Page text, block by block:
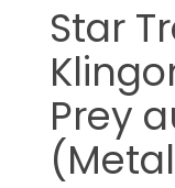
Star
Prey